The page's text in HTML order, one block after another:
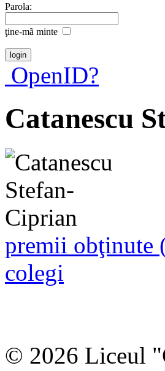
Parola:
ţine-mã minte
OpenID?
Catanescu
premii obţinute
colegi
© 2026 Liceul